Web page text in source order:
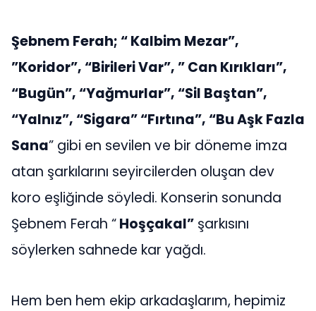
Şebnem Ferah; “ Kalbim Mezar”,
”Koridor”, “Birileri Var”, ” Can Kırıkları”,
“Bugün”, “Yağmurlar”, “Sil Baştan”,
“Yalnız”, “Sigara” “Fırtına”, “Bu Aşk Fazla
Sana” gibi en sevilen ve bir döneme imza
atan şarkılarını seyircilerden oluşan dev
koro eşliğinde söyledi. Konserin sonunda
Şebnem Ferah “Hoşçakal” şarkısını
söylerken sahnede kar yağdı.
Hem ben hem ekip arkadaşlarım, hepimiz